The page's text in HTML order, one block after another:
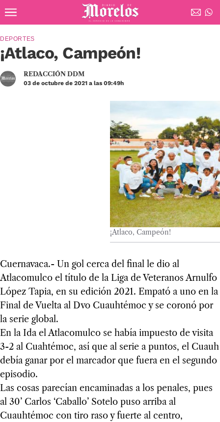
Diario de Morelos
¡Atlaco, Campeón!
DEPORTES
REDACCIÓN DDM
03 de octubre de 2021 a las 09:49h
¡Atlaco, Campeón!
Cuernavaca.- Un gol cerca del final le dio al
Atlacomulco el título de la Liga de Veteranos Arnulfo
López Tapia, en su edición 2021. Empató a uno en la
Final de Vuelta al Dvo Cuauhtémoc y se coronó por
la serie global.
En la Ida el Atlacomulco se había impuesto de visita
3-2 al Cuahtémoc, así que al serie a puntos, el Cuauh
debía ganar por el marcador que fuera en el segundo
episodio.
Las cosas parecían encaminadas a los penales, pues
al 30’ Carlos ‘Caballo’ Sotelo puso arriba al
Cuauhtémoc con tiro raso y fuerte al centro,